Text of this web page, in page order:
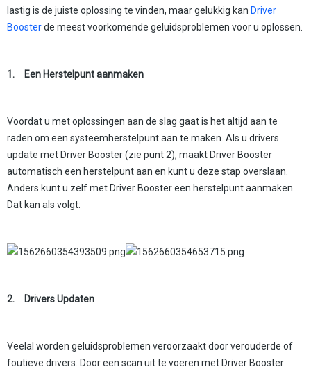
Ondersteuning
Partners
lastig is de juiste oplossing te vinden, maar gelukkig kan Driver
Boosterde meest voorkomende geluidsproblemen voor u oplossen.
1. Een Herstelpunt aanmaken
Voordat u met oplossingen aan de slag gaat is het altijd aan te
raden om een systeemherstelpunt aan te maken. Als u drivers
update met Driver Booster (zie punt 2), maakt Driver Booster
automatisch een herstelpunt aan en kunt u deze stap overslaan.
Anders kunt u zelf met Driver Booster een herstelpunt aanmaken.
Dat kan als volgt:
2. Drivers Updaten
Veelal worden geluidsproblemen veroorzaakt door verouderde of
foutieve drivers. Door een scan uit te voeren met Driver Booster